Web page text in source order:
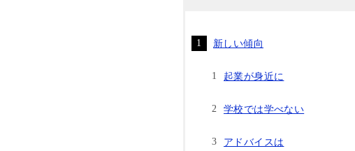
新しい傾向
起業が身近に
学校では学べない
アドバイスは